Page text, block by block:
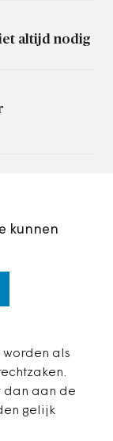
altijd nodig
kunnen
als
dan aan de
gelijk